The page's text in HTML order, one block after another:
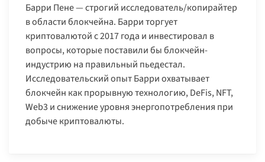
Барри Пене — строгий исследователь/копирайтер
в области блокчейна. Барри торгует
криптовалютой с 2017 года и инвестировал в
вопросы, которые поставили бы блокчейн-
индустрию на правильный пьедестал.
Исследовательский опыт Барри охватывает
блокчейн как прорывную технологию, DeFis, NFT,
Web3 и снижение уровня энергопотребления при
добыче криптовалюты.